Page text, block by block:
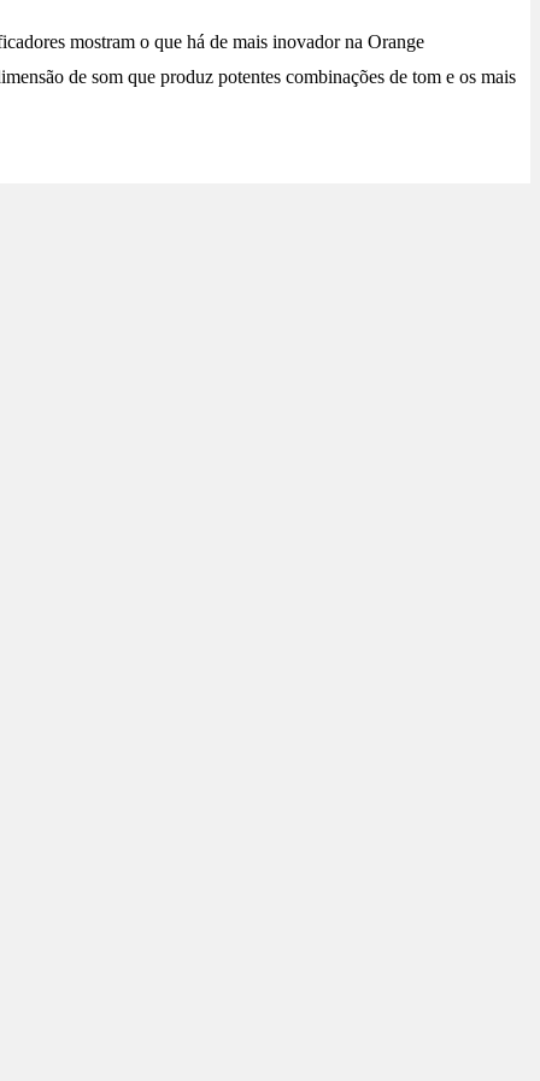
mostram o que há de mais inovador na Orange
de som que produz potentes combinações de tom e os mais